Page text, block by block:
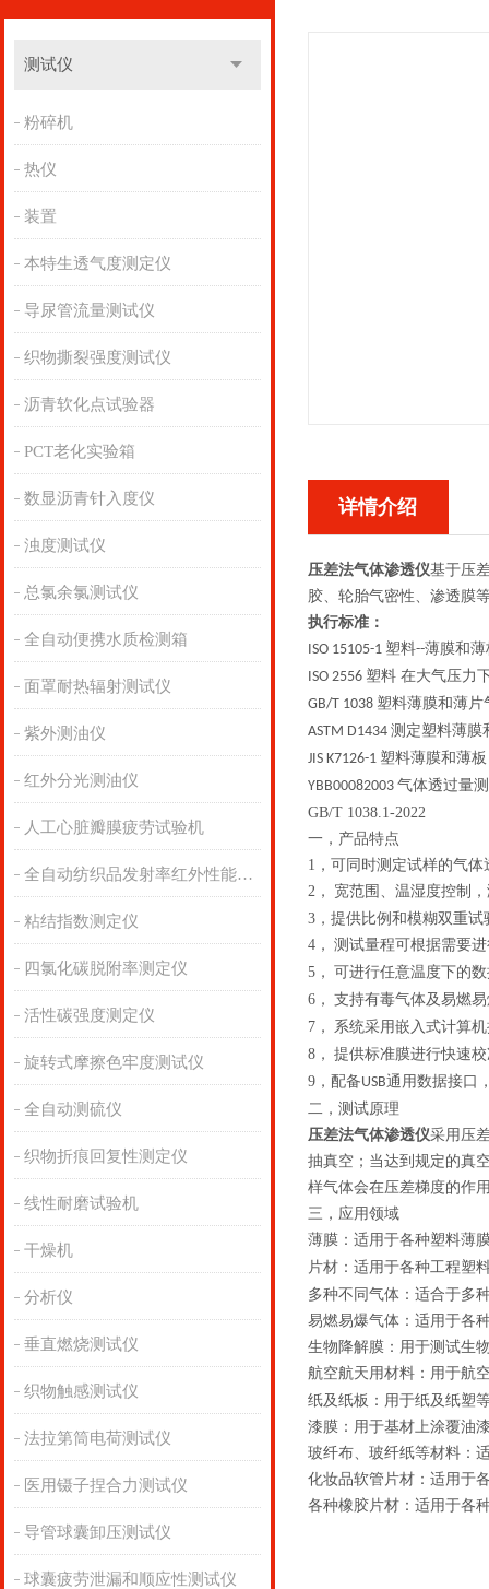
测试仪
粉碎机
热仪
装置
本特生透气度测定仪
导尿管流量测试仪
织物撕裂强度测试仪
沥青软化点试验器
PCT老化实验箱
数显沥青针入度仪
浊度测试仪
总氯余氯测试仪
全自动便携水质检测箱
面罩耐热辐射测试仪
紫外测油仪
红外分光测油仪
人工心脏瓣膜疲劳试验机
全自动纺织品发射率红外性能分析
粘结指数测定仪
四氯化碳脱附率测定仪
活性碳强度测定仪
旋转式摩擦色牢度测试仪
全自动测硫仪
织物折痕回复性测定仪
线性耐磨试验机
干燥机
分析仪
垂直燃烧测试仪
织物触感测试仪
法拉第筒电荷测试仪
医用镊子捏合力测试仪
导管球囊卸压测试仪
球囊疲劳泄漏和顺应性测试仪
详情介绍
压差法气体渗透仪基于压
胶、轮胎气密性、渗透膜
执行标准：
ISO 15105-1 塑料--薄膜和薄
ISO 2556 塑料 在大气压力
GB/T 1038 塑料薄膜和薄
ASTM D1434 测定塑料薄膜
JIS K7126-1 塑料薄膜和薄
YBB00082003 气体透过量
GB/T 1038.1-2022
一， 产品特点
1， 可同时测定试样的气
2，
宽范围、温湿度控制
3， 提供比例和模糊双重试
4， 测试量程可根据需要
5， 可进行任意温度下的
6， 支持有毒气体及易燃
7，
系统采用嵌入式计算
8， 提供标准膜进行快速
9， 配备USB通用数据接口
二， 测试原理
压差法气体渗透仪采用压
抽真空；当达到规定的真
样气体会在压差梯度的作
三， 应用领域
薄膜：适用于各种塑料薄
片材：适用于各种工程塑
多种不同气体：适合于多
易燃易爆气体：适用于各
生物降解膜：用于测试生
航空航天用材料：用于航
纸及纸板：用于纸及纸塑
漆膜：用于基材上涂覆油
玻纤布、玻纤纸等材料：
化妆品软管片材：适用于
各种橡胶片材：适用于各